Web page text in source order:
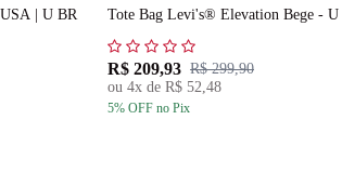
| U BR Tote Bag Levi's® Elevation Bege -
R$ 209,93 R$ 299,90
ou 4x de R$ 52,48
5% OFF no Pix